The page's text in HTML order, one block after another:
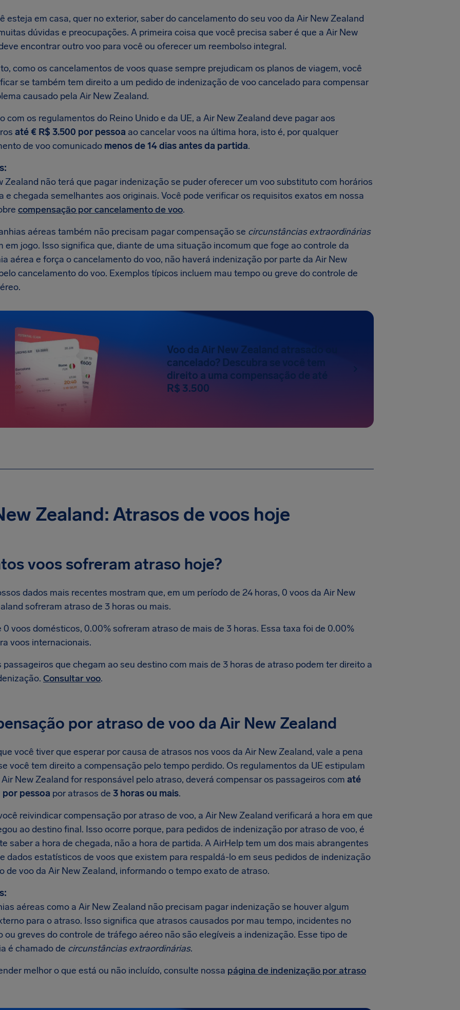
esteja em casa, quer no exterior, saber do cancelamento do seu voo da Air New Zealand
dúvidas e preocupações. A primeira coisa que você precisa saber é que a Air New
encontrar outro voo para você ou oferecer um reembolso integral.
como os cancelamentos de voos quase sempre prejudicam os planos de viagem, você
se também tem direito a um pedido de indenização de voo cancelado para compensar
causado pela Air New Zealand.
com os regulamentos do Reino Unido e da UE, a Air New Zealand deve pagar aos
até € R$ 3.500 por pessoa ao cancelar voos na última hora, isto é, por qualquer
de voo comunicado menos de 14 dias antes da partida.
Zealand não terá que pagar indenização se puder oferecer um voo substituto com horários
e chegada semelhantes aos originais. Você pode verificar os requisitos exatos em nossa
compensação por cancelamento de voo.
aéreas também não precisam pagar compensação se circunstâncias extraordinárias
em jogo. Isso significa que, diante de uma situação incomum que foge ao controle da
aérea e força o cancelamento do voo, não haverá indenização por parte da Air New
cancelamento do voo. Exemplos típicos incluem mau tempo ou greve do controle de
Voo da Air New Zealand atrasado ou
cancelado? Descubra se você tem
direito a uma compensação de até
R$ 3.500
Zealand: Atrasos de voos hoje
voos sofreram atraso hoje?
dados mais recentes mostram que, em um período de 24 horas, 0 voos da Air New
sofreram atraso de 3 horas ou mais.
0 voos domésticos, 0.00% sofreram atraso de mais de 3 horas. Essa taxa foi de 0.00%
voos internacionais.
passageiros que chegam ao seu destino com mais de 3 horas de atraso podem ter direito a
Consultar voo.
por atraso de voo da Air New Zealand
você tiver que esperar por causa de atrasos nos voos da Air New Zealand, vale a pena
você tem direito a compensação pelo tempo perdido. Os regulamentos da UE estipulam
Air New Zealand for responsável pelo atraso, deverá compensar os passageiros com até
por pessoa por atrasos de 3 horas ou mais.
reivindicar compensação por atraso de voo, a Air New Zealand verificará a hora em que
ao destino final. Isso ocorre porque, para pedidos de indenização por atraso de voo, é
saber a hora de chegada, não a hora de partida. A AirHelp tem um dos mais abrangentes
dados estatísticos de voos que existem para respaldá-lo em seus pedidos de indenização
de voo da Air New Zealand, informando o tempo exato de atraso.
aéreas como a Air New Zealand não precisam pagar indenização se houver algum
para o atraso. Isso significa que atrasos causados por mau tempo, incidentes no
ou greves do controle de tráfego aéreo não são elegíveis a indenização. Esse tipo de
é chamado de circunstâncias extraordinárias.
melhor o que está ou não incluído, consulte nossa página de indenização por atraso